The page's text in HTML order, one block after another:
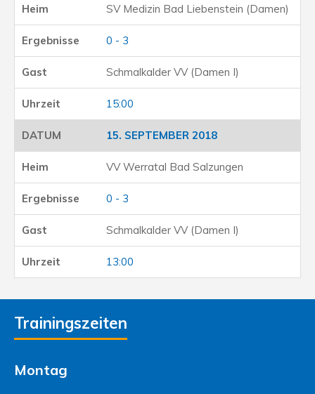
SV Medizin Bad Liebenstein (Damen)
0 - 3
Schmalkalder VV (Damen I)
15:00
15. SEPTEMBER 2018
VV Werratal Bad Salzungen
0 - 3
Schmalkalder VV (Damen I)
13:00
Trainingszeiten
Montag